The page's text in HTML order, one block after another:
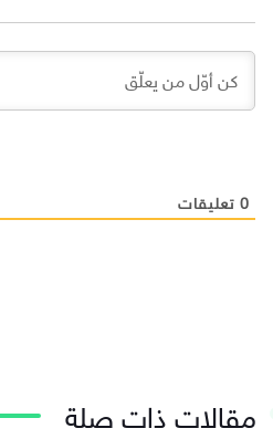
0 تعليقات
مقالات ذات صلة